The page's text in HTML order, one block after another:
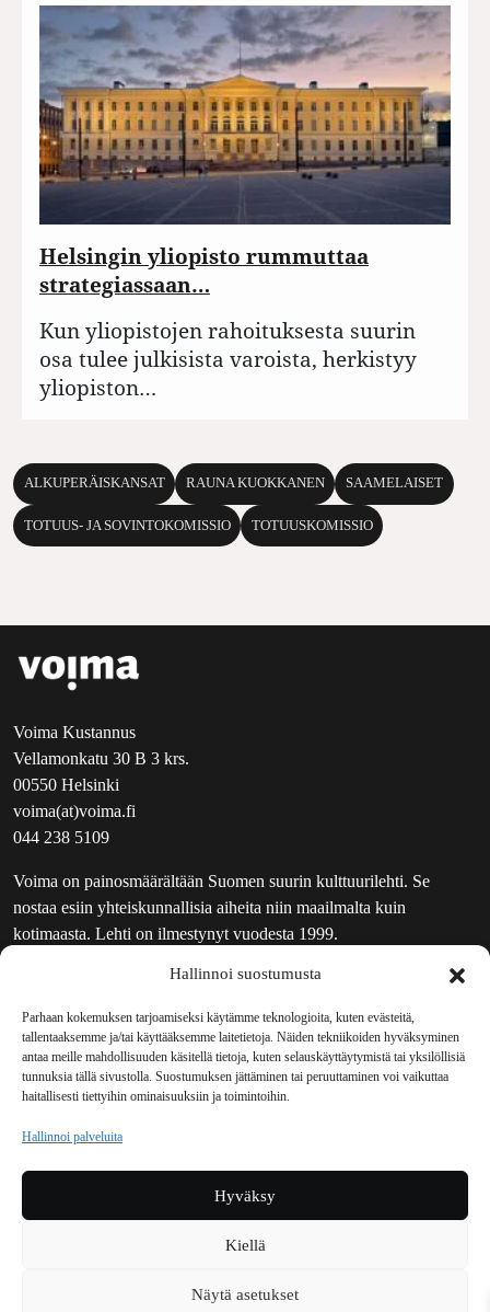
Hallinnoi suostumusta
Parhaan kokemuksen tarjoamiseksi käytämme teknologioita, kuten evästeitä,
tallentaaksemme ja/tai käyttääksemme laitetietoja. Näiden tekniikoiden hyväksyminen
antaa meille mahdollisuuden käsitellä tietoja, kuten selauskäyttäytymistä tai yksilöllisiä
tunnuksia tällä sivustolla. Suostumuksen jättäminen tai peruuttaminen voi vaikuttaa
haitallisesti tiettyihin ominaisuuksiin ja toimintoihin.
Hallinnoi palveluita
Hyväksy
Kiellä
Näytä asetukset
Helsingin yliopisto rummuttaa
strategiassaan…
Kun yliopistojen rahoituksesta suurin
osa tulee julkisista varoista, herkistyy
yliopiston…
ALKUPERÄISKANSAT RAUNA KUOKKANEN SAAMELAISET
TOTUUS- JA SOVINTOKOMISSIO TOTUUSKOMISSIO
Voima Kustannus
Vellamonkatu 30 B 3 krs.
00550 Helsinki
voima(at)voima.fi
044 238 5109
Voima on painosmäärältään Suomen suurin kulttuurilehti. Se
nostaa esiin yhteiskunnallisia aiheita niin maailmalta kuin
kotimaasta. Lehti on ilmestynyt vuodesta 1999.
UUTISKIRJE
MAINOSTAJILLE
VASTAMAINOKSET
JAKELUPAIKAT
REKISTERISELOSTE
TILAUKSEN PERUUTUSPYYNTÖ
TILAUSOHJEET JA -EHDOT